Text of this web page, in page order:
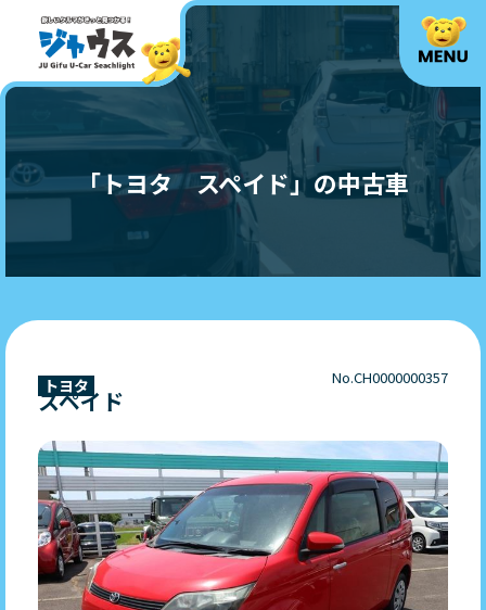
「トヨタ スペイド」の中古車
No.CH0000000357
トヨタ
スペイド